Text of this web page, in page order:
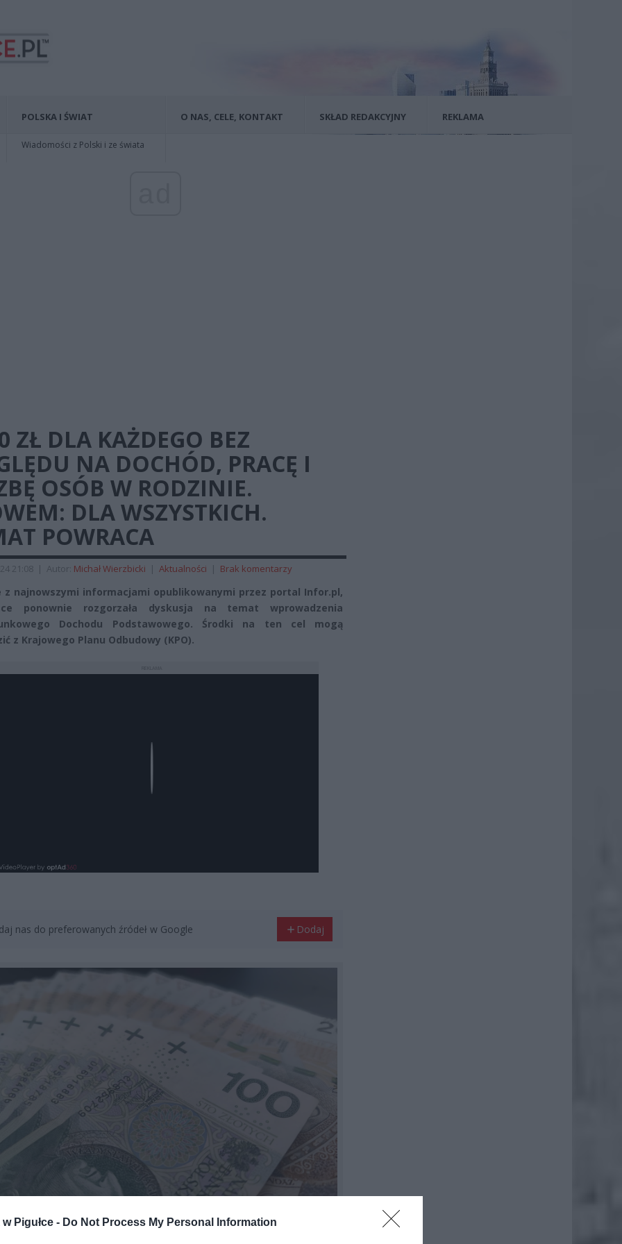
Pigułce - Do Not Process My Personal Information
POLSKA I ŚWIAT
Wiadomości z Polski i ze świata
O NAS, CELE, KONTAKT SKŁAD REDAKCYJNY REKLAMA
ZŁ DLA KAŻDEGO BEZ
NA DOCHÓD, PRACĘ I
OSÓB W RODZINIE.
DLA WSZYSTKICH.
POWRACA
21:08 | Autor: Michał Wierzbicki | Aktualności | Brak komentarzy
z najnowszymi informacjami opublikowanymi przez portal Infor.pl,
ponownie rozgorzała dyskusja na temat wprowadzenia
Dochodu Podstawowego. Środki na ten cel mogą
z Krajowego Planu Odbudowy (KPO).
nas do preferowanych źródeł w Google Dodaj
Fot. Warszawa w Pigułce